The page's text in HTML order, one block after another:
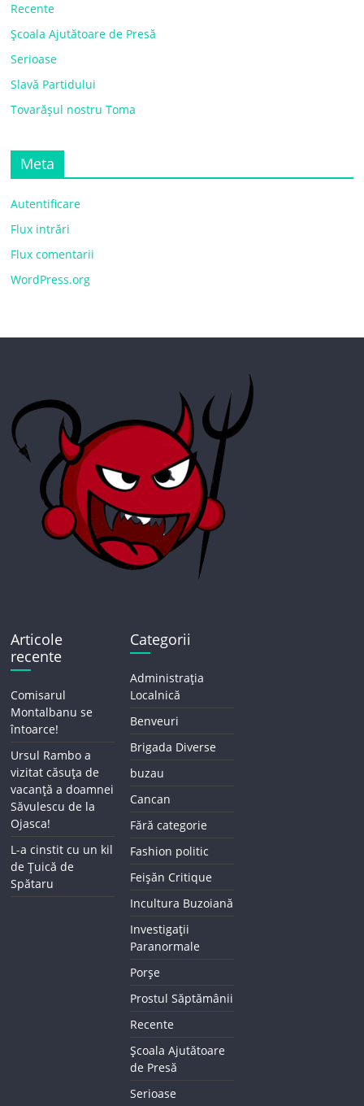
Recente
Școala Ajutătoare de Presă
Serioase
Slavă Partidului
Tovarășul nostru Toma
Meta
Autentificare
Flux intrări
Flux comentarii
WordPress.org
Articole
recente
Comisarul
Montalbanu se
întoarce!
Ursul Rambo a
vizitat căsuța de
vacanță a doamnei
Săvulescu de la
Ojasca!
L-a cinstit cu un kil
de Țuică de
Spătaru
Categorii
Administrația
Localnică
Benveuri
Brigada Diverse
buzau
Cancan
Fără categorie
Fashion politic
Feișăn Critique
Incultura Buzoiană
Investigații
Paranormale
Porșe
Prostul Săptămânii
Recente
Școala Ajutătoare
de Presă
Serioase